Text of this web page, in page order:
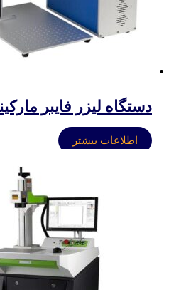
دستگاه لیزر فایبر
اطلاعات بیشتر